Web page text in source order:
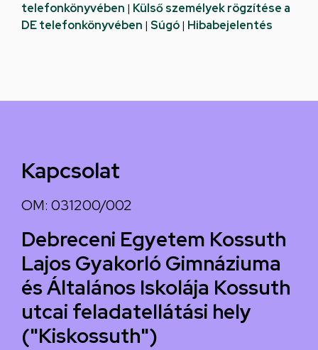
telefonkönyvében | Külső személyek rögzítése a
DE telefonkönyvében | Súgó| Hibabejelentés
Kapcsolat
OM: 031200/002
Debreceni Egyetem Kossuth
Lajos Gyakorló Gimnáziuma
és Általános Iskolája Kossuth
utcai feladatellátási hely
("Kiskossuth")